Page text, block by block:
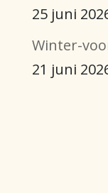
25 juni
Winter-
21 juni